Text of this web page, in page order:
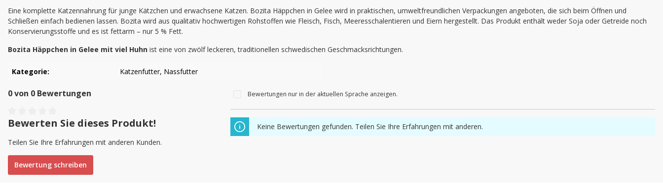
Eine komplette Katzennahrung für junge Kätzchen und erwachsene Katzen. Bozita Häppchen in Gelee wird in praktischen, umweltfreundlichen Verpackungen angeboten, die sich beim Öffnen und
Schließen einfach bedienen lassen. Bozita wird aus qualitativ hochwertigen Rohstoffen wie Fleisch, Fisch, Meeresschalentieren und Eiern hergestellt. Das Produkt enthält weder Soja oder Getreide noch
Konservierungsstoffe und es ist fettarm – nur 5 % Fett.
Bozita Häppchen in Gelee mit viel Huhn ist eine von zwölf leckeren, traditionellen schwedischen Geschmacksrichtungen.
Kategorie: Katzenfutter, Nassfutter
0 von 0 Bewertungen
Average rating of 0 out of 5 stars
Bewerten Sie dieses Produkt!
Teilen Sie Ihre Erfahrungen mit anderen Kunden.
Bewertung schreiben
Bewertungen nur in der aktuellen Sprache anzeigen.
Keine Bewertungen gefunden. Teilen Sie Ihre Erfahrungen mit anderen.